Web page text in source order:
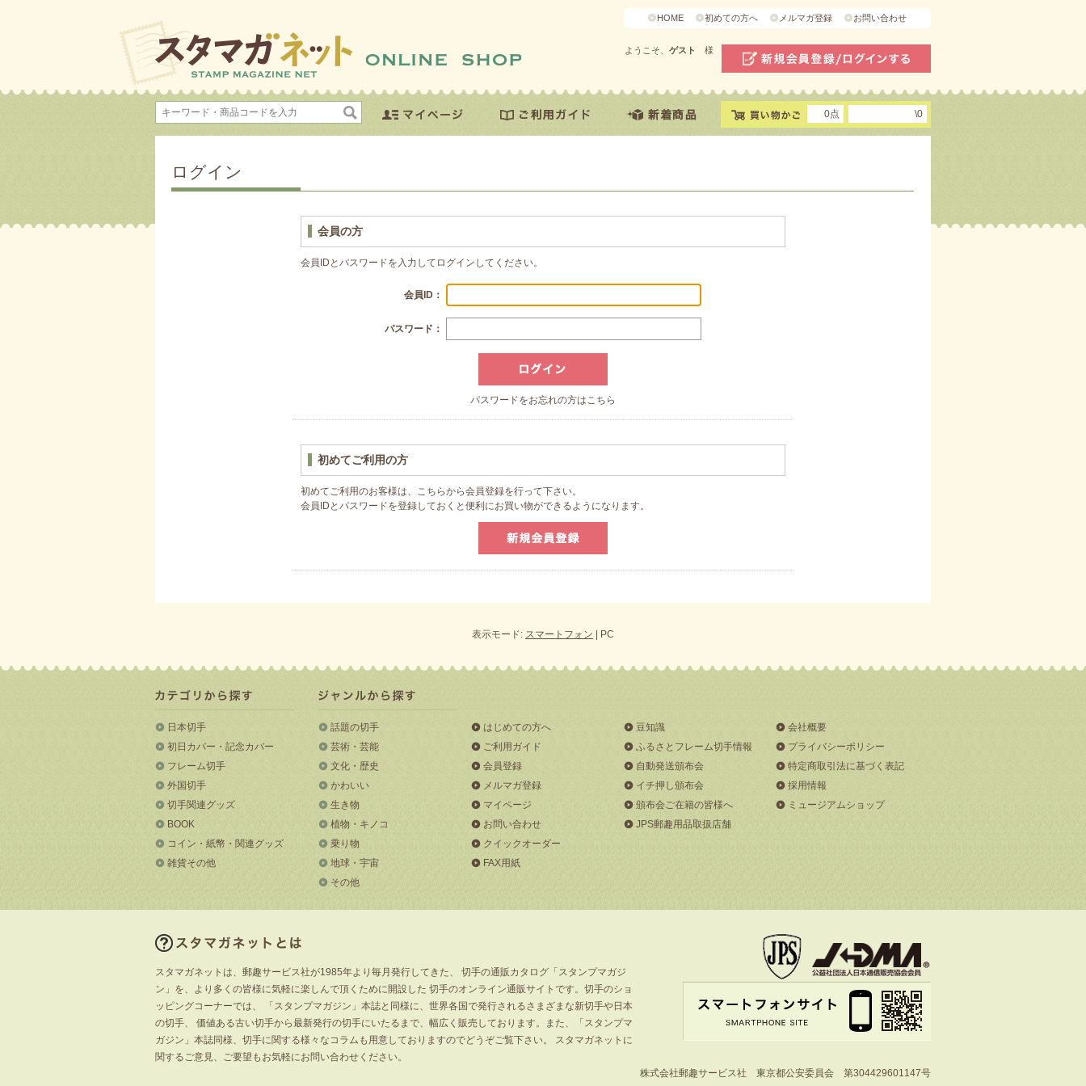
HOME 初めての方へ メルマガ登録 お問い合わせ
ようこそ、 ゲスト 様
0点 \0
ログイン
会員の方
会員IDとパスワードを入力してログインしてください。
会員ID：
パスワード：
パスワードをお忘れの方はこちら
初めてご利用の方
初めてご利用のお客様は、こちらから会員登録を行って下さい。
会員IDとパスワードを登録しておくと便利にお買い物ができるようになります。
表示モード: スマートフォン | PC
日本切手
初日カバー・記念カバー
フレーム切手
外国切手
切手関連グッズ
BOOK
コイン・紙幣・関連グッズ
雑貨その他
話題の切手
芸術・芸能
文化・歴史
かわいい
生き物
植物・キノコ
乗り物
地球・宇宙
その他
はじめての方へ
ご利用ガイド
会員登録
メルマガ登録
マイページ
お問い合わせ
クイックオーダー
FAX用紙
豆知識
ふるさとフレーム切手情報
自動発送頒布会
イチ押し頒布会
頒布会ご在籍の皆様へ
JPS郵趣用品取扱店舗
会社概要
プライバシーポリシー
特定商取引法に基づく表記
採用情報
ミュージアムショップ
スタマガネットは、郵趣サービス社が1985年より毎月発行してきた、 切手の通販カタログ「スタンプマガジ
ン」を、より多くの皆様に気軽に楽しんで頂くために開設した 切手のオンライン通販サイトです。切手のショ
ッピングコーナーでは、 「スタンプマガジン」本誌と同様に、世界各国で発行されるさまざまな新切手や日本
の切手、 価値ある古い切手から最新発行の切手にいたるまで、幅広く販売しております。また、「スタンプマ
ガジン」本誌同様、切手に関する様々なコラムも用意しておりますのでどうぞご覧下さい。 スタマガネットに
関するご意見、ご要望もお気軽にお問い合わせください。
株式会社郵趣サービス社 東京都公安委員会 第304429601147号